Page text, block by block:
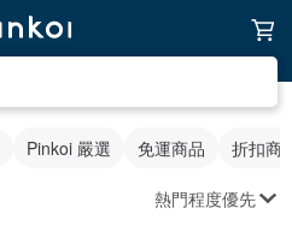
Pinkoi 嚴選 免運商品 折扣商
熱門程度優先